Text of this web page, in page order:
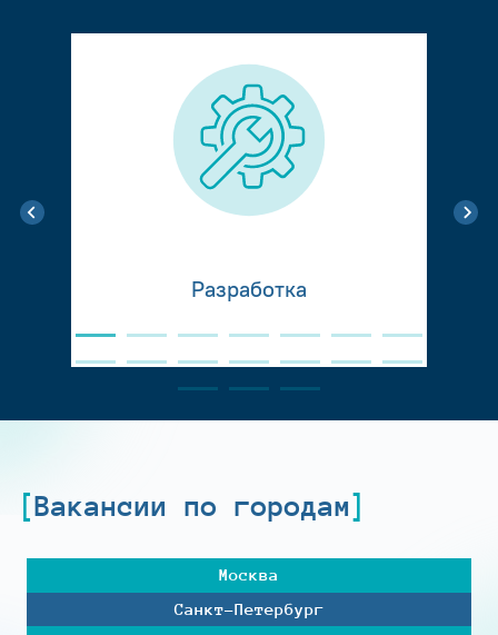
Разработка
Вакансии по городам
Москва
Санкт-Петербург